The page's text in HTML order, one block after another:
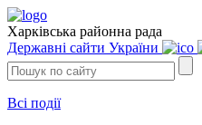
Харківська районна рада
Державні сайти України
Всі події